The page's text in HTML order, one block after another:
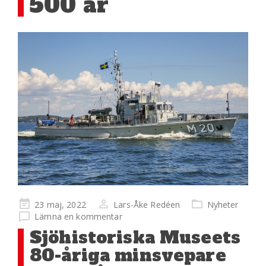
Publicerad
på
23 maj, 2022 Lars-Åke Redéen
Nyheter
Lämna en kommentar
Sjöhistoriska Museets
80-åriga minsvepare